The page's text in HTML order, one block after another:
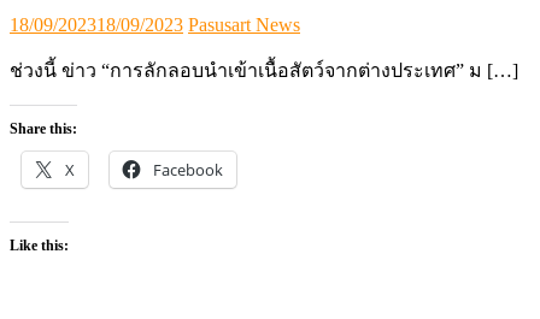
Posted
18/09/202318/09/2023 Author
Pasusart News
ช่วงนี้ ข่าว “การลักลอบนำเข้าเนื้อสัตว์จากต่างประเทศ” ม […]
Share this:
X Facebook
Like this: